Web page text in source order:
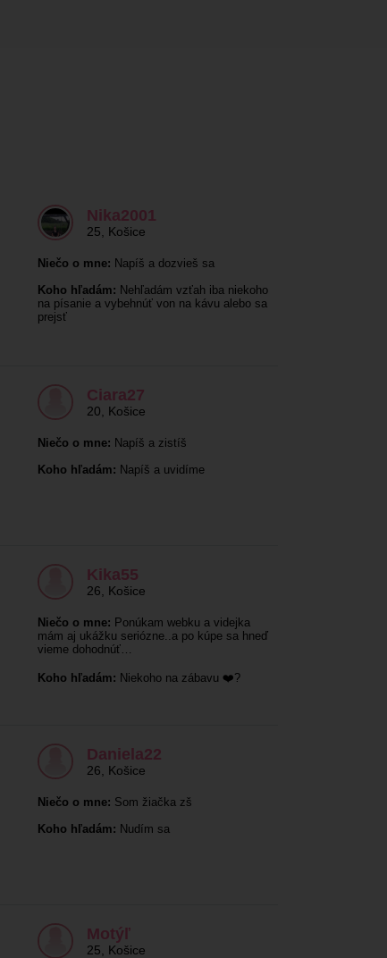
Nika2001
25 Košice
Niečo o mne: Napíš a dozvieš sa
Koho hľadám: Nehľadám vzťah iba niekoho
na písanie a vybehnúť von na kávu alebo sa
prejsť
Ciara27
20 Košice
Niečo o mne: Napíš a zistíš
Koho hľadám: Napíš a uvidíme
Kika55
26 Košice
Niečo o mne: Ponúkam webku a videjka
mám aj ukážku seriózne..a po kúpe sa hneď
vieme dohodnúť…
Koho hľadám: Niekoho na zábavu ❤️?
Daniela22
26 Košice
Niečo o mne: Som žiačka zš
Koho hľadám: Nudím sa
Motýľ
25 Košice